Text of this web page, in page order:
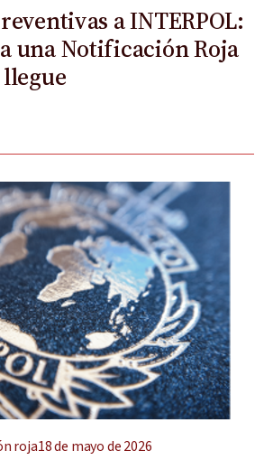
a INTERPOL:
una Notificación Roja
roja18 de mayo de 2026